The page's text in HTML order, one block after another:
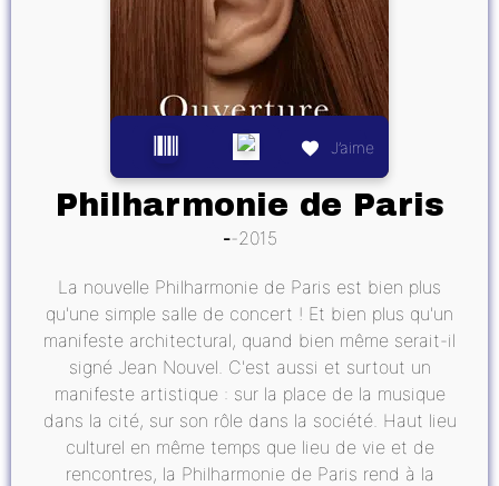
J’aime
Philharmonie de Paris
2015
La nouvelle Philharmonie de Paris est bien plus
qu'une simple salle de concert ! Et bien plus qu'un
manifeste architectural, quand bien même serait-il
signé Jean Nouvel. C'est aussi et surtout un
manifeste artistique : sur la place de la musique
dans la cité, sur son rôle dans la société. Haut lieu
culturel en même temps que lieu de vie et de
rencontres, la Philharmonie de Paris rend à la